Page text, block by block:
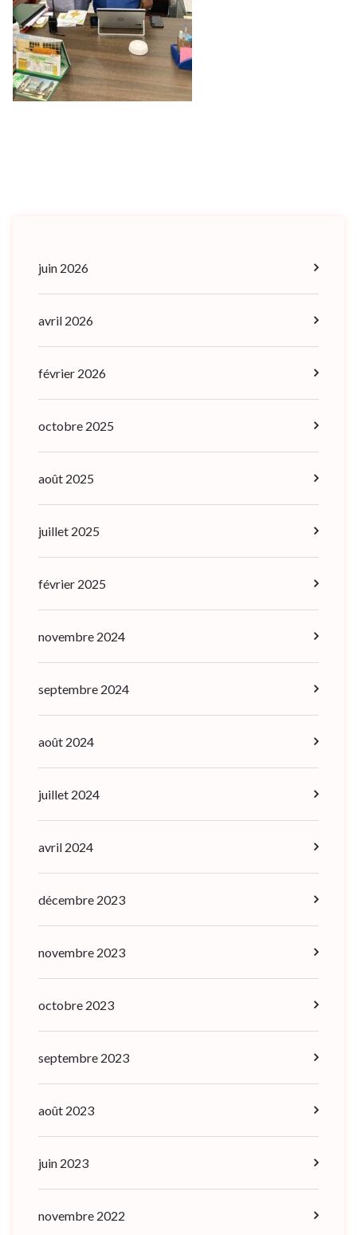
juin 2026
avril 2026
février 2026
octobre 2025
août 2025
juillet 2025
février 2025
novembre 2024
septembre 2024
août 2024
juillet 2024
avril 2024
décembre 2023
novembre 2023
octobre 2023
septembre 2023
août 2023
juin 2023
novembre 2022